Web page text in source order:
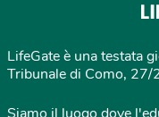
LifeGate è una testata
Tribunale di Como, 27/